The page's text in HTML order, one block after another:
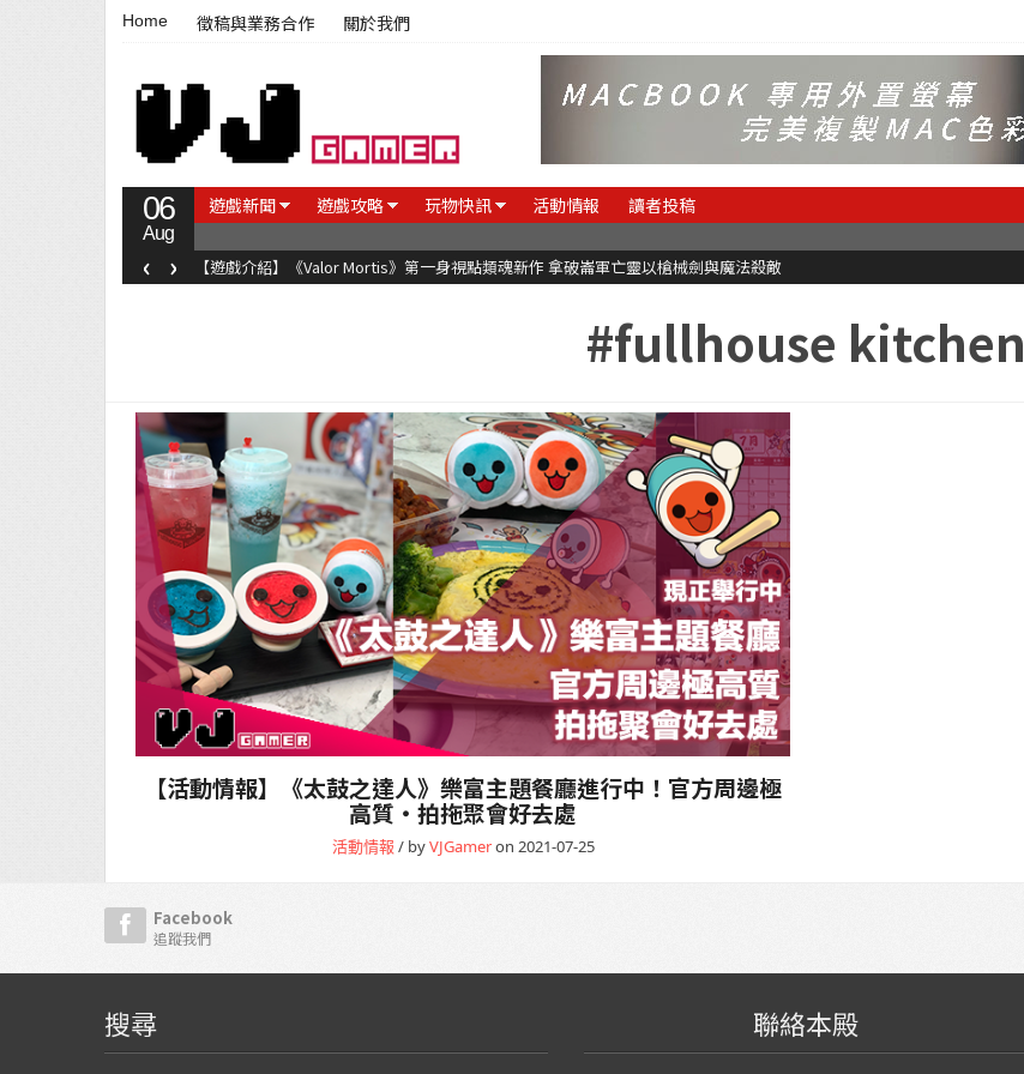
Home 徵稿與業務合作 關於我們
06
Aug
遊戲新聞 遊戲攻略 玩物快訊 活動情報 讀者投稿
【遊戲介紹】《Valor Mortis》第一身視點類魂新作 拿破崙軍亡靈以槍械劍與魔法殺敵
‹ ›
#fullhouse kitchen
【活動情報】《太鼓之達人》樂富主題餐廳進行中！官方周邊極
高質・拍拖聚會好去處
活動情報 / byVJGameron 2021-07-25
Facebook
追蹤我們
搜尋 聯絡本殿